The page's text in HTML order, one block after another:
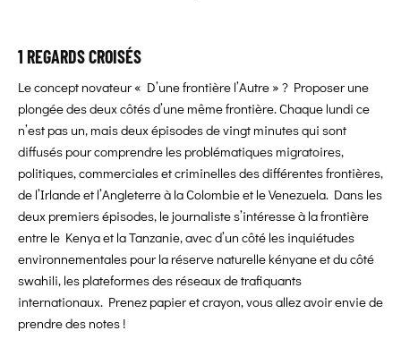
1 REGARDS CROISÉS
Le concept novateur « D’une frontière l’Autre » ? Proposer une
plongée des deux côtés d’une même frontière. Chaque lundi ce
n’est pas un, mais deux épisodes de vingt minutes qui sont
diffusés pour comprendre les problématiques migratoires,
politiques, commerciales et criminelles des différentes frontières,
de l’Irlande et l’Angleterre à la Colombie et le Venezuela. Dans les
deux premiers épisodes, le journaliste s’intéresse à la frontière
entre le Kenya et la Tanzanie, avec d’un côté les inquiétudes
environnementales pour la réserve naturelle kényane et du côté
swahili, les plateformes des réseaux de trafiquants
internationaux. Prenez papier et crayon, vous allez avoir envie de
prendre des notes !